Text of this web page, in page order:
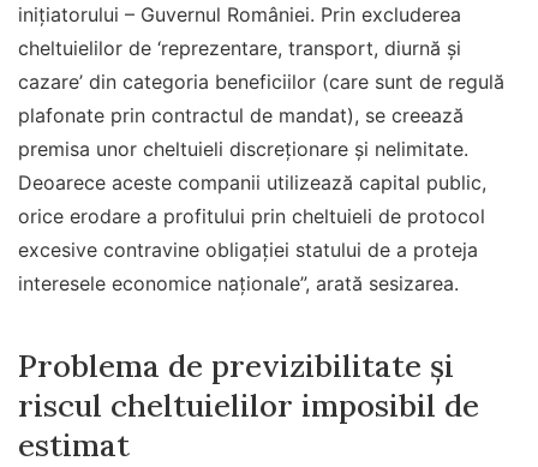
iniţiatorului – Guvernul României. Prin excluderea
cheltuielilor de ‘reprezentare, transport, diurnă şi
cazare’ din categoria beneficiilor (care sunt de regulă
plafonate prin contractul de mandat), se creează
premisa unor cheltuieli discreţionare şi nelimitate.
Deoarece aceste companii utilizează capital public,
orice erodare a profitului prin cheltuieli de protocol
excesive contravine obligaţiei statului de a proteja
interesele economice naţionale”, arată sesizarea.
Problema de previzibilitate și
riscul cheltuielilor imposibil de
estimat